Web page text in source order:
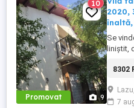
Promovat 9
10
2020,
Se
liniștit,
uz
într-o
8302
7